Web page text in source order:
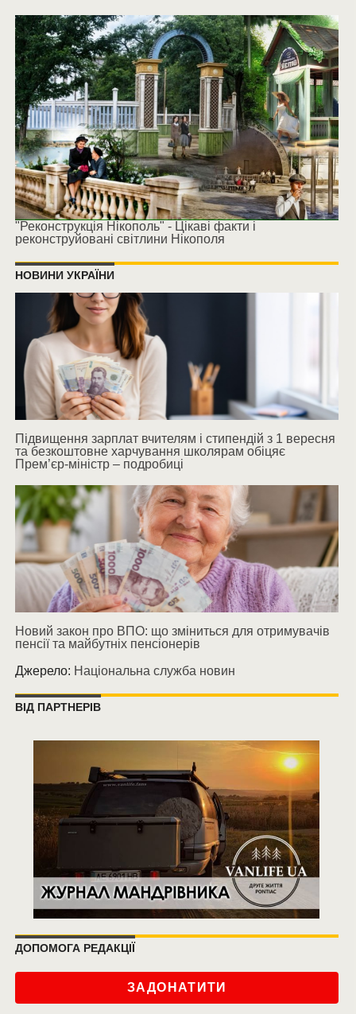
"Реконструкція Нікополь" - Цікаві факти і
реконструйовані світлини Нікополя
НОВИНИ УКРАЇНИ
Підвищення зарплат вчителям і стипендій з 1 вересня
та безкоштовне харчування школярам обіцяє
Прем’єр-міністр – подробиці
Новий закон про ВПО: що зміниться для отримувачів
пенсії та майбутніх пенсіонерів
Джерело: Національна служба новин
ВІД ПАРТНЕРІВ
ДОПОМОГА РЕДАКЦІЇ
ЗАДОНАТИТИ